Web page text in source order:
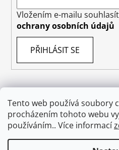
Tento web používá soubory
procházením tohoto webu
používáním.. Více informací
Vložením e-mailu
ochrany osobních údajů
PŘIHLÁSIT SE
Obchodní podmínky
Ochrana osobních
Odstoupení